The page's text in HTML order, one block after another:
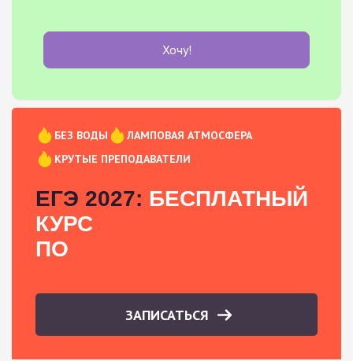
Хочу!
БЕЗ ВОДЫ
ЛАМПОВАЯ АТМОСФЕРА
КРУТЫЕ ПРЕПОДАВАТЕЛИ
ЕГЭ 2027: БЕСПЛАТНЫЙ
КУРС
ПО
ЗАПИСАТЬСЯ